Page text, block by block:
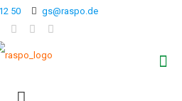
50 gs@raspo.de